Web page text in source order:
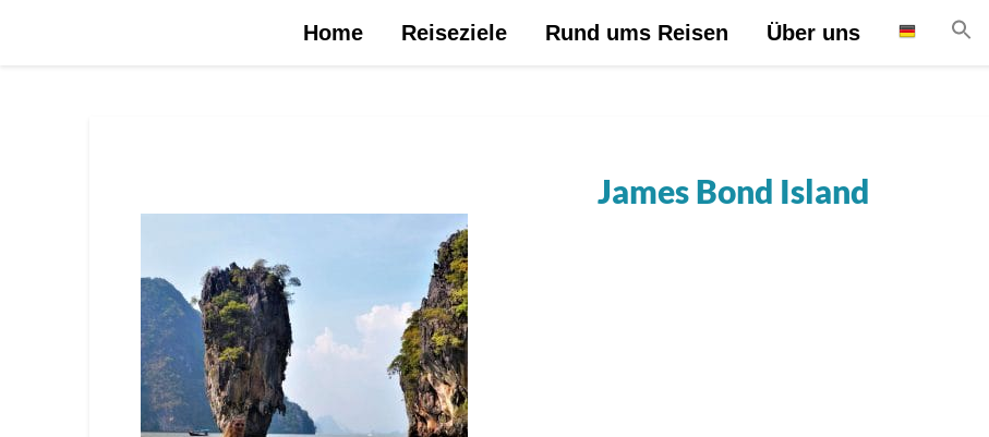
Urlaubsreise.blog – dein Reiseblog …
Home Reiseziele Rund ums Reisen Über uns
James Bond Island